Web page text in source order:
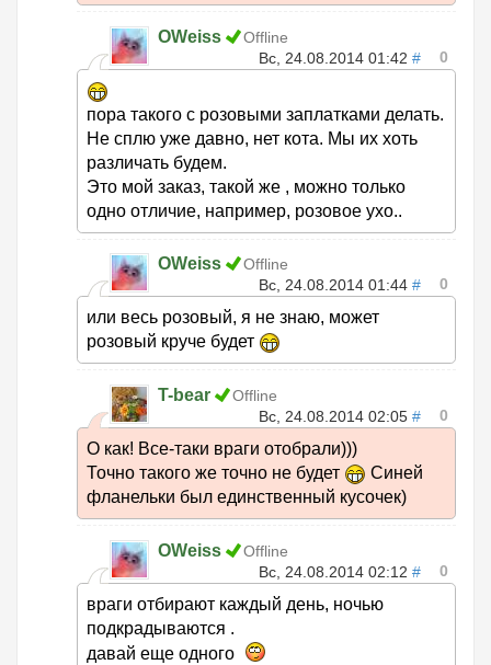
OWeiss
Offline
Вс, 24.08.2014 01:42 # 0
пора такого с розовыми заплатками делать.
Не сплю уже давно, нет кота. Мы их хоть
различать будем.
Это мой заказ, такой же , можно только
одно отличие, например, розовое ухо..
OWeiss
Offline
Вс, 24.08.2014 01:44 # 0
или весь розовый, я не знаю, может
розовый круче будет
T-bear
Offline
Вс, 24.08.2014 02:05 # 0
О как! Все-таки враги отобрали)))
Точно такого же точно не будет
Синей
фланельки был единственный кусочек)
OWeiss
Offline
Вс, 24.08.2014 02:12 # 0
враги отбирают каждый день, ночью
подкрадываются .
давай еще одного